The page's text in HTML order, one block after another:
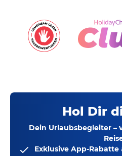
Hol Dir
Dein Urlaubsbegleiter –
Exklusive App-Rabatte